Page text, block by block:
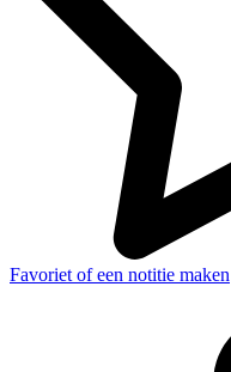
Favoriet of een notitie maken